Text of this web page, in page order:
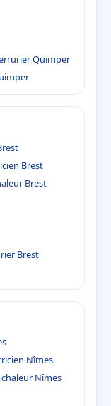
Quimper
Brest
Brest
Brest
Nîmes
Nîmes